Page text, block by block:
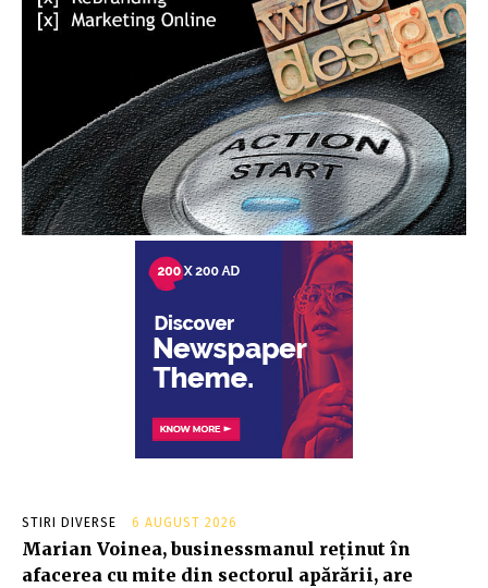
STIRI DIVERSE 6 AUGUST 2026
Marian Voinea, businessmanul reținut în
afacerea cu mite din sectorul apărării, are